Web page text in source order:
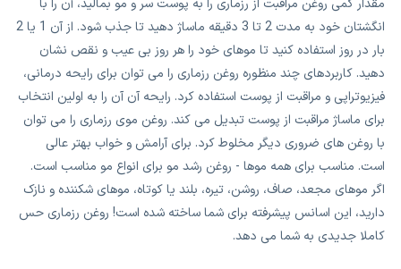
مقدار کمی روغن مراقبت از رزماری را به پوست سر و مو بمالید، آن را با
انگشتان خود به مدت 2 تا 3 دقیقه ماساژ دهید تا جذب شود. از آن 1 یا 2
بار در روز استفاده کنید تا موهای خود را هر روز بی عیب و نقص نشان
دهید. کاربردهای چند منظوره روغن رزماری را می توان برای رایحه درمانی،
فیزیوتراپی و مراقبت از پوست استفاده کرد. رایحه آن آن را به اولین انتخاب
برای ماساژ مراقبت از پوست تبدیل می کند. روغن موی رزماری را می توان
با روغن های ضروری دیگر مخلوط کرد. برای آرامش و خواب بهتر عالی
است. مناسب برای همه موها - روغن رشد مو برای انواع مو مناسب است.
اگر موهای مجعد، صاف، روشن، تیره، بلند یا کوتاه، موهای شکننده و نازک
دارید، این اسانس پیشرفته برای شما ساخته شده است! روغن رزماری حس
کاملا جدیدی به شما می دهد.